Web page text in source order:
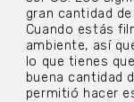
gran cantidad
Cuando estás
ambiente, así
lo que tienes
buena cantidad
permitió hacer